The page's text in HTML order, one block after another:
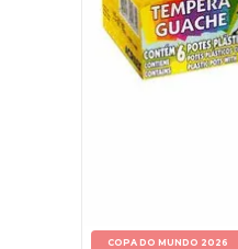
COPA DO MUNDO 2026